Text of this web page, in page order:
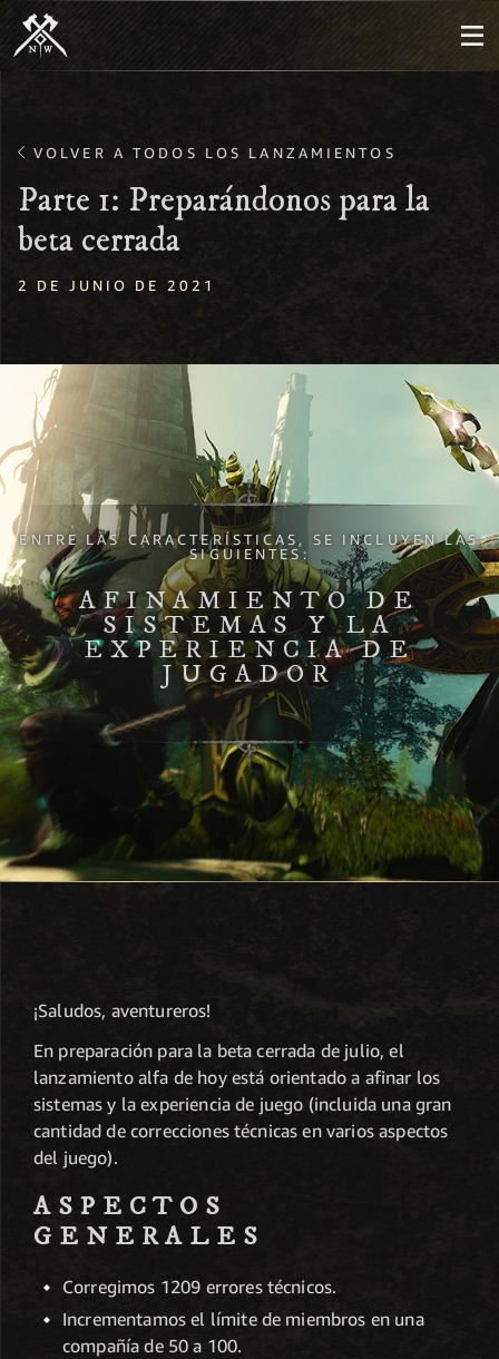
VOLVER A TODOS LOS LANZAMIENTOS
Parte 1: Preparándonos para la
beta cerrada
2 DE JUNIO DE 2021
ENTRE LAS CARACTERÍSTICAS, SE INCLUYEN LAS
SIGUIENTES:
AFINAMIENTO DE
SISTEMAS Y LA
EXPERIENCIA DE
JUGADOR
¡Saludos, aventureros!
En preparación para la beta cerrada de julio, el
lanzamiento alfa de hoy está orientado a afinar los
sistemas y la experiencia de juego (incluida una gran
cantidad de correcciones técnicas en varios aspectos
del juego).
ASPECTOS
GENERALES
Corregimos 1209 errores técnicos.
Incrementamos el límite de miembros en una
compañía de 50 a 100.